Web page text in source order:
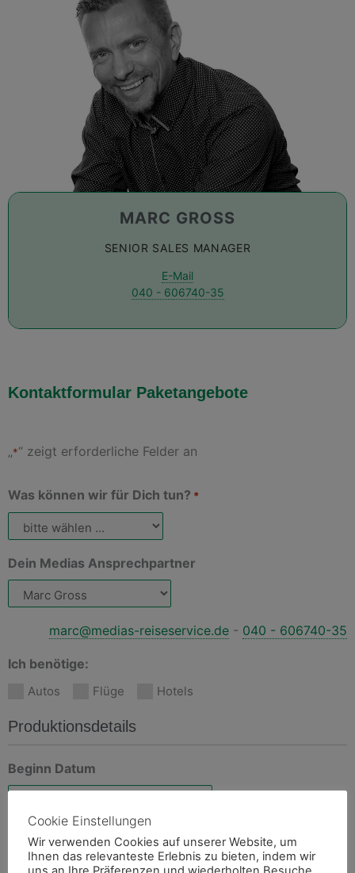
MARC GROSS
SENIOR SALES MANAGER
E-Mail
040 - 606740-35
Kontaktformular Paketangebote
„*“ zeigt erforderliche Felder an
Was können wir für Dich tun? *
Dein Medias Ansprechpartner
marc@medias-reiseservice.de- 040 - 606740-35
Ich benötige:
Autos Flüge Hotels
Produktionsdetails
Beginn Datum
TT
Punkt
MM
Punkt
JJJJ
Ende Datum
TT
Punkt
MM
Punkt
JJJJ
Cookie Einstellungen
Wir verwenden Cookies auf unserer Website, um
Ihnen das relevanteste Erlebnis zu bieten, indem wir